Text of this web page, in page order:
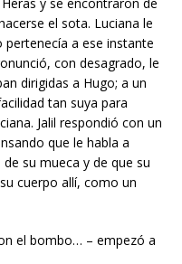
el sota. Luciana le
a ese instante
con desagrado, le
dirigidas a Hugo; a un
tan suya para
Jalil respondió con un
que le habla a
su mueca y de que su
cuerpo allí, como un
el bombo… – empezó a